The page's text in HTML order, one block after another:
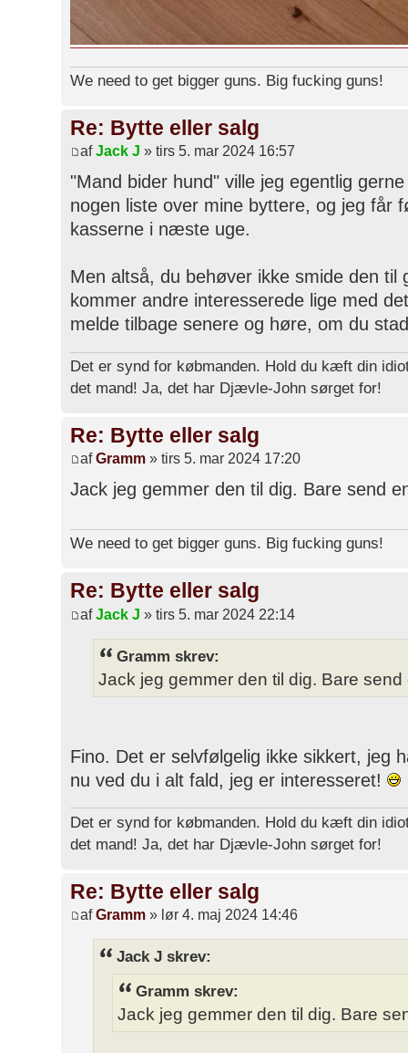
We need to get bigger guns. Big fucking guns!
Re: Bytte eller salg
afJack J » tirs 5. mar 2024 16:57
"Mand bider hund" ville jeg egentlig
nogen liste over mine byttere, og jeg får
kasserne i næste uge.
Men altså, du behøver ikke smide den til
kommer andre interesserede lige med
melde tilbage senere og høre, om du
Det er synd for købmanden. Hold du kæft din
det mand! Ja, det har Djævle-John sørget for!
Re: Bytte eller salg
afGramm » tirs 5. mar 2024 17:20
Jack jeg gemmer den til dig. Bare send
We need to get bigger guns. Big fucking guns!
Re: Bytte eller salg
afJack J » tirs 5. mar 2024 22:14
Gramm skrev:
Jack jeg gemmer den til dig. Bare
Fino. Det er selvfølgelig ikke sikkert, jeg
nu ved du i alt fald, jeg er interesseret!
Det er synd for købmanden. Hold du kæft din
det mand! Ja, det har Djævle-John sørget for!
Re: Bytte eller salg
afGramm » lør 4. maj 2024 14:46
Jack J skrev:
Gramm skrev:
Jack jeg gemmer den til dig. Bare